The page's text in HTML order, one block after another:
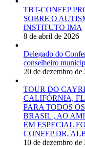
TBT-CONFEP
SOBRE O
INSTITUTO IMA
8 de abril de 2026
Delegado do
conselheiro
20 de dezembro de
TOUR DO
CALIFÓRNIA,
PARA TODOS
BRASIL , AO
EM ESPECIAL
CONFEP DR.
10 de dezembro de